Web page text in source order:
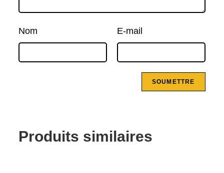
Nom E-mail
Produits similaires